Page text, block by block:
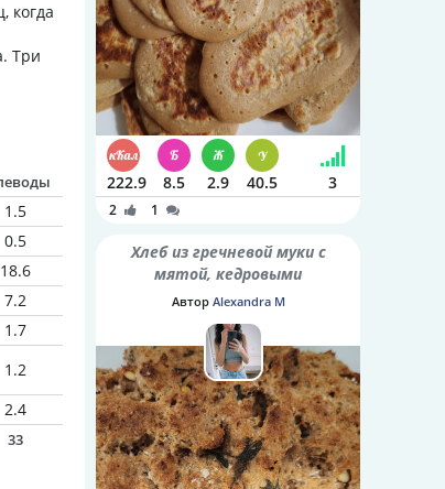
когда
Три
1.5
0.5
18.6
7.2
1.7
1.2
2.4
33
222.9 8.5 2.9 40.5 3
2 1
Хлеб из гречневой муки с
мятой, кедровыми
орешками и семенами
Автор Alexandra M